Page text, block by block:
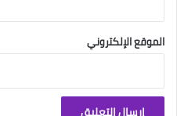
الموقع الإلكتروني